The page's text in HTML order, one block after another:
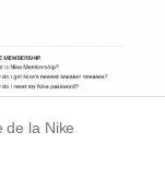
de la Nike